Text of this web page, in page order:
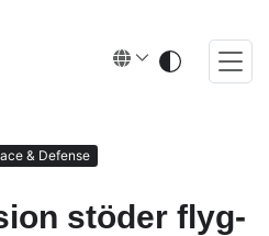
& Defense
stöder flyg-